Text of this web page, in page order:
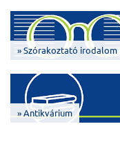
» Szórakoztató irodalom
» Antikvárium